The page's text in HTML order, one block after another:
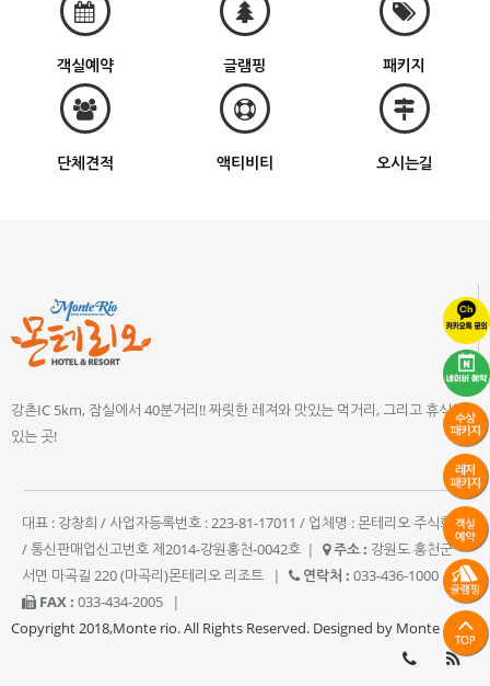
객실예약 글램핑 패키지
단체견적 액티비티 오시는길
강촌IC 5km, 잠실에서 40분거리!! 짜릿한 레져와 맛있는 먹거리, 그리고 휴식이
있는 곳!
대표 : 강창희 / 사업자등록번호 : 223-81-17011 / 업체명 : 몬테리오 주식회사
/ 통신판매업신고번호 제2014-강원홍천-0042호 | 주소 : 강원도 홍천군
서면 마곡길 220 (마곡리)몬테리오 리조트
| 연락처 : 033-436-1000
|
FAX : 033-434-2005
|
Copyright 2018,Monte rio. All Rights Reserved. Designed by Monte rio.